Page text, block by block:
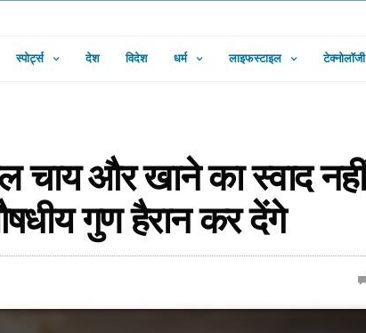
स्पोर्ट्स देश विदेश धर्म लाइफस्टाइल टेक्नोलॉजी
और खाने का स्वाद नहीं
गुण हैरान कर देंगे